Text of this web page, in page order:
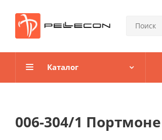
Каталог
006-304/1